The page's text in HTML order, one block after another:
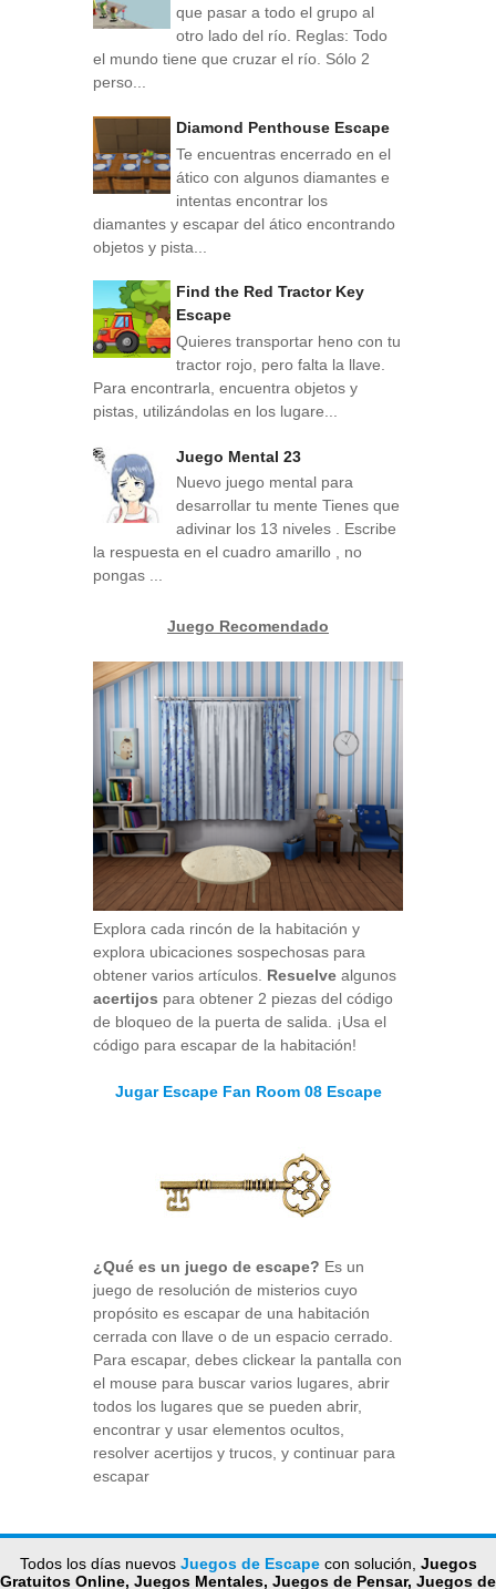
que pasar a todo el grupo al
otro lado del río. Reglas: Todo
el mundo tiene que cruzar el río. Sólo 2
perso...
Diamond Penthouse Escape
Te encuentras encerrado en el
ático con algunos diamantes e
intentas encontrar los
diamantes y escapar del ático encontrando
objetos y pista...
Find the Red Tractor Key
Escape
Quieres transportar heno con tu
tractor rojo, pero falta la llave.
Para encontrarla, encuentra objetos y
pistas, utilizándolas en los lugare...
Juego Mental 23
Nuevo juego mental para
desarrollar tu mente Tienes que
adivinar los 13 niveles . Escribe
la respuesta en el cuadro amarillo , no
pongas ...
Juego Recomendado
Explora cada rincón de la habitación y
explora ubicaciones sospechosas para
obtener varios artículos. Resuelve algunos
acertijos para obtener 2 piezas del código
de bloqueo de la puerta de salida. ¡Usa el
código para escapar de la habitación!
Jugar Escape Fan Room 08 Escape
¿Qué es un juego de escape? Es un
juego de resolución de misterios cuyo
propósito es escapar de una habitación
cerrada con llave o de un espacio cerrado.
Para escapar, debes clickear la pantalla con
el mouse para buscar varios lugares, abrir
todos los lugares que se pueden abrir,
encontrar y usar elementos ocultos,
resolver acertijos y trucos, y continuar para
escapar
Todos los días nuevos Juegos de Escapecon solución, Juegos
Gratuitos Online, Juegos Mentales, Juegos de Pensar, Juegos de